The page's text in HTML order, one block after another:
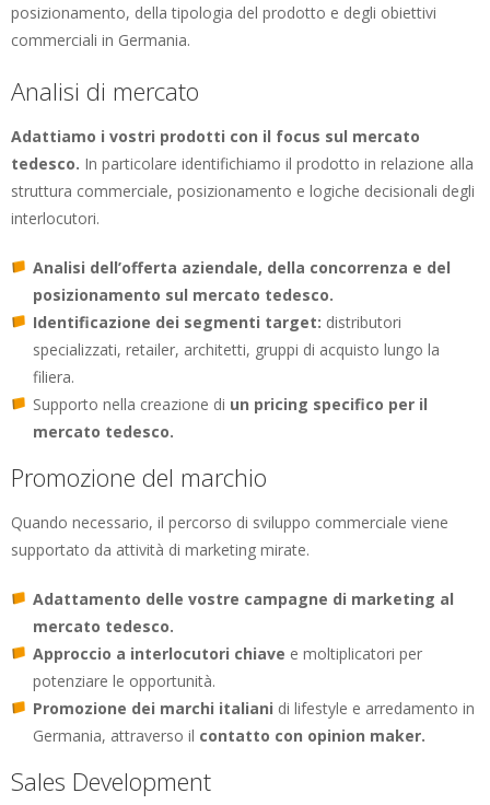
posizionamento, della tipologia del prodotto e degli obiettivi
commerciali in Germania.
Analisi di mercato
Adattiamo i vostri prodotti con il focus sul mercato
tedesco. In particolare identifichiamo il prodotto in relazione alla
struttura commerciale, posizionamento e logiche decisionali degli
interlocutori.
Analisi dell’offerta aziendale, della concorrenza e del
posizionamento sul mercato tedesco.
Identificazione dei segmenti target: distributori
specializzati, retailer, architetti, gruppi di acquisto lungo la
filiera.
Supporto nella creazione di un pricing specifico per il
mercato tedesco.
Promozione del marchio
Quando necessario, il percorso di sviluppo commerciale viene
supportato da attività di marketing mirate.
Adattamento delle vostre campagne di marketing al
mercato tedesco.
Approccio a interlocutori chiave e moltiplicatori per
potenziare le opportunità.
Promozione dei marchi italiani di lifestyle e arredamento in
Germania, attraverso il contatto con opinion maker.
Sales Development